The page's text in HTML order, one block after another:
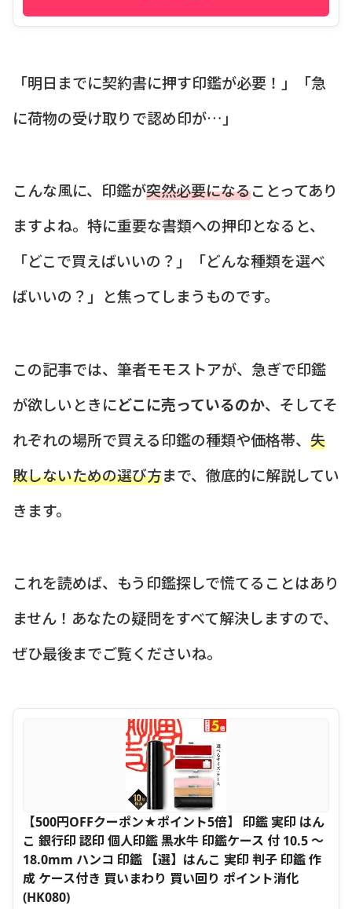
「明日までに契約書に押す印鑑が必要！」「急
に荷物の受け取りで認め印が…」
こんな風に、印鑑が突然必要になることってあり
ますよね。特に重要な書類への押印となると、
「どこで買えばいいの？」「どんな種類を選べ
ばいいの？」と焦ってしまうものです。
この記事では、筆者モモストアが、急ぎで印鑑
が欲しいときにどこに売っているのか、そしてそ
れぞれの場所で買える印鑑の種類や価格帯、 失
敗しないための選び方まで、徹底的に解説してい
きます。
これを読めば、もう印鑑探しで慌てることはあり
ません！あなたの疑問をすべて解決しますので、
ぜひ最後までご覧くださいね。
【500円OFFクーポン★ポイント5倍】 印鑑 実印 はん
こ 銀行印 認印 個人印鑑 黒水牛 印鑑ケース 付 10.5 ～
18.0mm ハンコ 印鑑 【選】はんこ 実印 判子 印鑑 作
成 ケース付き 買いまわり 買い回り ポイント消化
(HK080)